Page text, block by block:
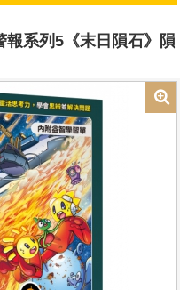
系列5《末日隕石》隕